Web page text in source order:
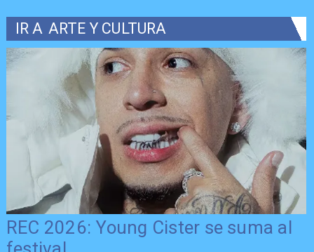
IR A ARTE Y CULTURA
REC 2026: Young Cister se suma al